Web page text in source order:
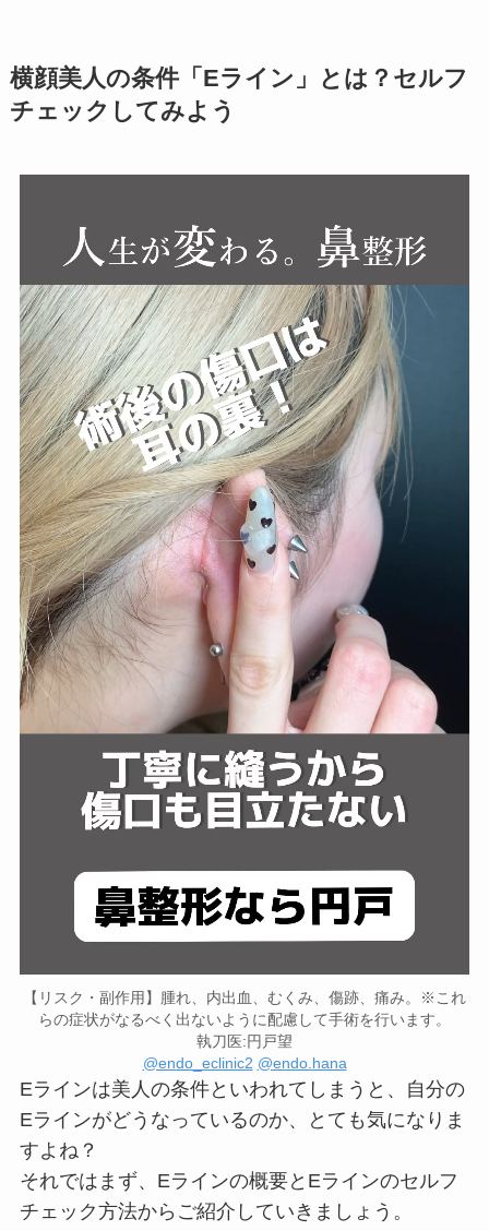
横顔美人の条件「Eライン」とは？セルフ
チェックしてみよう
【リスク・副作用】腫れ、内出血、むくみ、傷跡、痛み。※これ
らの症状がなるべく出ないように配慮して手術を行います。
執刀医:円戸望
@endo_eclinic2 @endo.hana
Eラインは美人の条件といわれてしまうと、自分の
Eラインがどうなっているのか、とても気になりま
すよね？
それではまず、Eラインの概要とEラインのセルフ
チェック方法からご紹介していきましょう。